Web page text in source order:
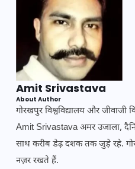
Amit Srivastava
About Author
गोरखपुर विश्वविद्यालय और जीवाजी
Amit Srivastava अमर उजाला,
साथ करीब डेढ़ दशक तक जुड़े रहे.
नज़र रखते हैं.